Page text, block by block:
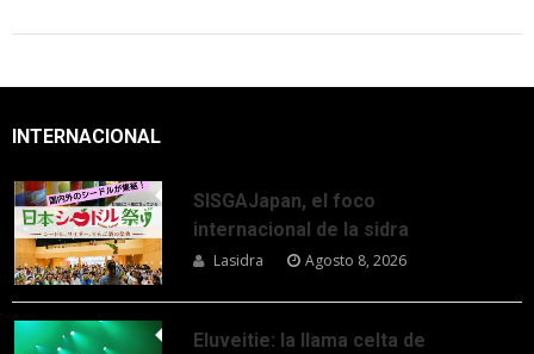
INTERNACIONAL
SISGAJapan, el foco
internacional de la sidra
Lasidra Agosto 8, 2026
Eluveitie: la llama celta de